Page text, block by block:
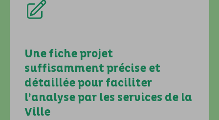
Une fiche projet
suffisamment précise et
détaillée pour faciliter
l’analyse par les services de la
Ville